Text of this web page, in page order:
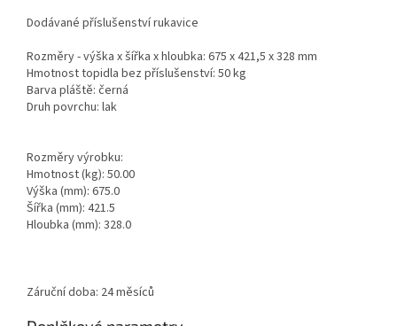
Dodávané příslušenství rukavice
Rozměry - výška x šířka x hloubka: 675 x 421,5 x 328 mm
Hmotnost topidla bez příslušenství: 50 kg
Barva pláště: černá
Druh povrchu: lak
Rozměry výrobku:
Hmotnost (kg): 50.00
Výška (mm): 675.0
Šířka (mm): 421.5
Hloubka (mm): 328.0
Záruční doba: 24 měsíců